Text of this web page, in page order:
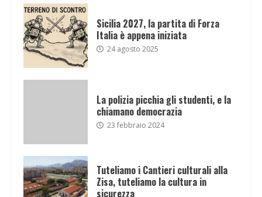
Sicilia 2027, la partita di Forza
Italia è appena iniziata
24 agosto 2025
La polizia picchia gli studenti, e la
chiamano democrazia
23 febbraio 2024
Tuteliamo i Cantieri culturali alla
Zisa, tuteliamo la cultura in
sicurezza